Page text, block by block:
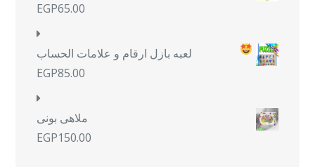
EGP65.00
لعبه بازل ارقام و علامات الحساب
EGP85.00
ملاهى بونى
EGP150.00